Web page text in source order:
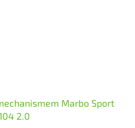
Marbo Sport
2.0